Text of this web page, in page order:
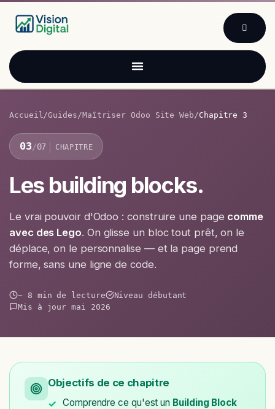
Se rendre au contenu
Accueil /Guides /Maîtriser Odoo Site Web /Chapitre 3
03/07 CHAPITRE
Les building blocks.
Le vrai pouvoir d'Odoo : construire une page comme
avec des Lego. On glisse un bloc tout prêt, on le
déplace, on le personnalise — et la page prend
forme, sans une ligne de code.
~ 8 min de lecture
Niveau débutant
Mis à jour mai 2026
Objectifs de ce chapitre
Comprendre ce qu'est un Building Block